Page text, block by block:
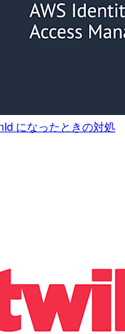
になったときの対処